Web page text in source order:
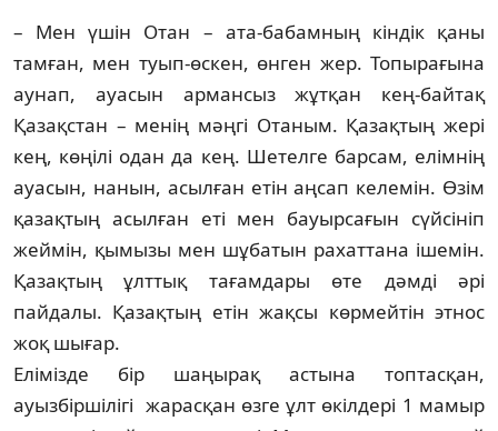
– Мен үшін Отан – ата-бабамның кіндік қаны
тамған, мен туып-өскен, өнген жер. Топырағына
аунап, ауасын армансыз жұтқан кең-байтақ
Қазақстан – менің мәңгі Отаным. Қазақтың жері
кең, көңілі одан да кең. Шетелге барсам, елімнің
ауасын, нанын, асылған етін аңсап келемін. Өзім
қазақтың асылған еті мен бауырсағын сүйсініп
жеймін, қымызы мен шұбатын ра­хат­тана ішемін.
Қазақтың ұлттық тағамдары өте дәмді әрі
пайдалы. Қазақтың етін жақсы көрмейтін этнос
жоқ шығар.
Елімізде бір шаңырақ астына топтасқан,
ауызбіршілігі жарасқан өзге ұлт өкілдері 1 мамыр